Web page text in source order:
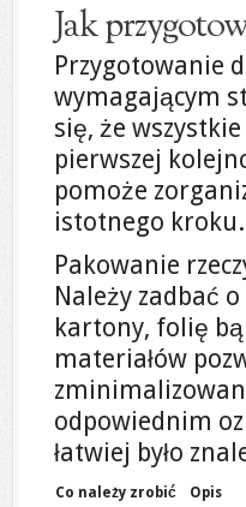
Jak
Przygotowanie
wymagającym
się, że
pierwszej
pomoże
istotnego kroku.
Pakowanie
Należy zadbać
kartony, folię
materiałów
odpowiednim
łatwiej było
Co należy zrobić
Opis